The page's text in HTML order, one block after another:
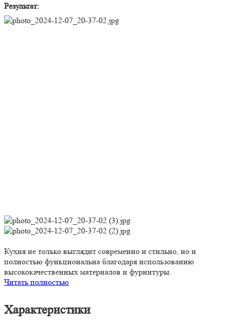
Результат:
Кухня не только выглядит современно и стильно, но и
полностью функциональна благодаря использованию
высококачественных материалов и фурнитуры.
Читать полностью
Характеристики